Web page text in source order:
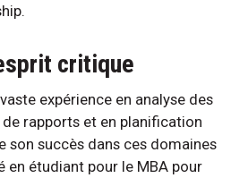
critique
expérience en analyse des
rapports et en planification
son succès dans ces domaines
en étudiant pour le MBA pour